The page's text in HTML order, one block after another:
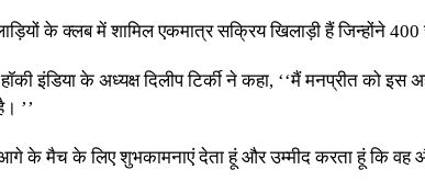
के क्लब में शामिल एकमात्र सक्रिय खिलाड़ी हैं जिन्होंने
इंडिया के अध्यक्ष दिलीप टिर्की ने कहा, ‘‘मैं मनप्रीत को
’’
आगे के मैच के लिए शुभकामनाएं देता हूं और उम्मीद करता हूं कि वह